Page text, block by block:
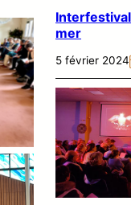
mer
5 février 2024